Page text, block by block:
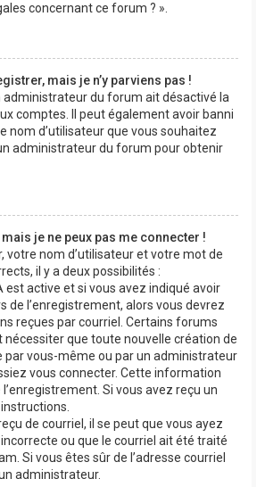
concernant ce forum ? ».
mais je n’y parviens pas !
administrateur du forum ait désactivé la
comptes. Il peut également avoir banni
nom d’utilisateur que vous souhaitez
administrateur du forum pour obtenir
je ne peux pas me connecter !
votre nom d’utilisateur et votre mot de
il y a deux possibilités :
est active et si vous avez indiqué avoir
de l’enregistrement, alors vous devrez
reçues par courriel. Certains forums
que toute nouvelle création de
par vous-même ou par un administrateur
vous connecter. Cette information
Si vous avez reçu un
de courriel, il se peut que vous ayez
ou que le courriel ait été traité
Si vous êtes sûr de l’adresse courriel
administrateur.